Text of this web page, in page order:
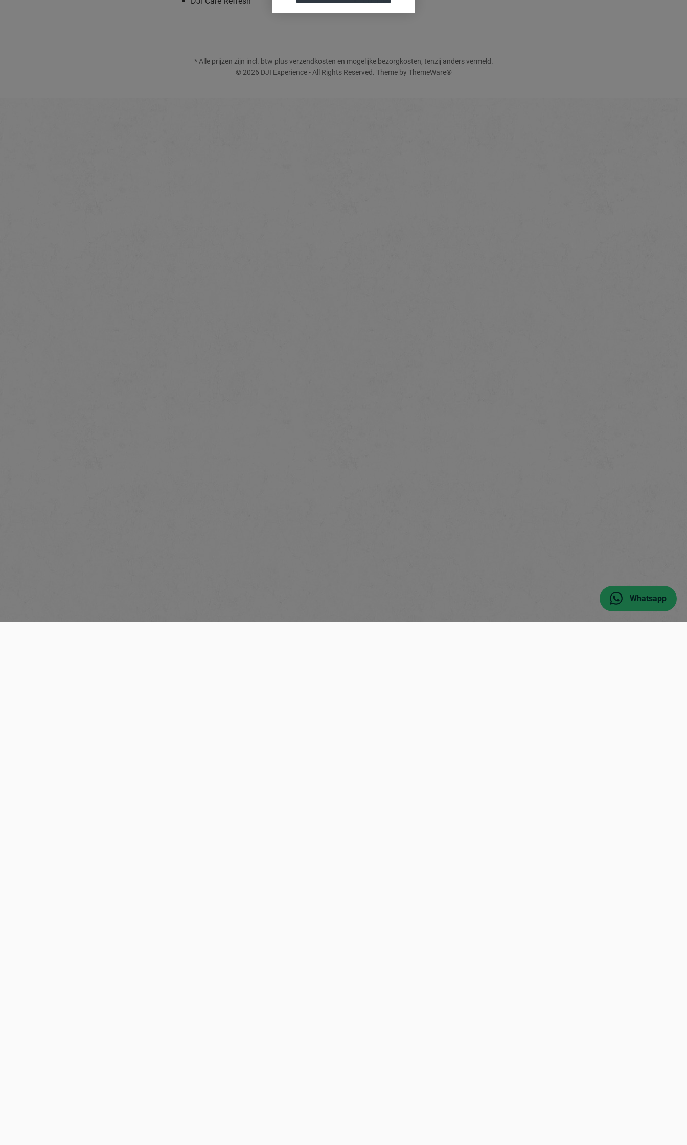
* Alle prijzen zijn incl. btw plus verzendkosten en mogelijke bezorgkosten, tenzij anders vermeld.
© 2026 DJI Experience - All Rights Reserved. Theme by ThemeWare®
Whatsapp